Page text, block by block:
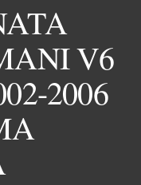
V6
2006